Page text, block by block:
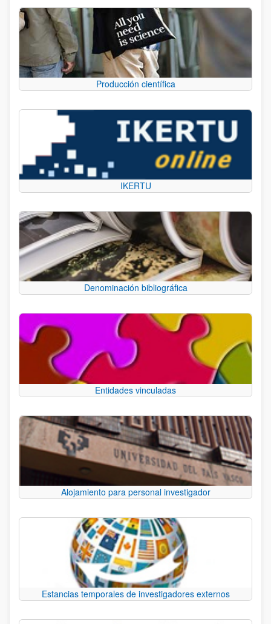
Producción científica
IKERTU
Denominación bibliográfica
Entidades vinculadas
Alojamiento para personal investigador
Estancias temporales de investigadores externos